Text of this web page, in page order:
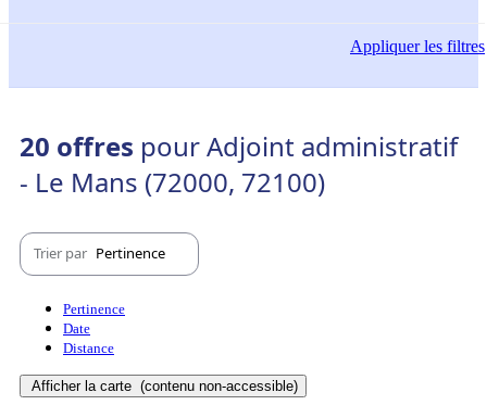
Appliquerles filtres
20 offres pour Adjoint administratif
- Le Mans (72000, 72100)
Trier par Pertinence
Pertinence
Date
Distance
Afficher la carte (contenu non-accessible)